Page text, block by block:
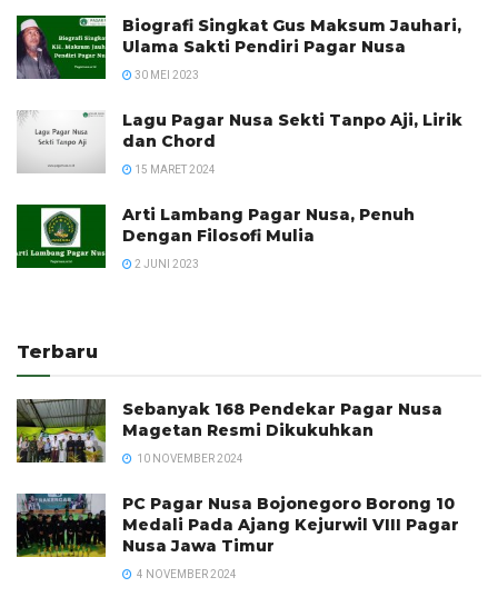
Biografi Singkat Gus Maksum Jauhari,
Ulama Sakti Pendiri Pagar Nusa
30 MEI 2023
Lagu Pagar Nusa Sekti Tanpo Aji, Lirik
dan Chord
15 MARET 2024
Arti Lambang Pagar Nusa, Penuh
Dengan Filosofi Mulia
2 JUNI 2023
Terbaru
Sebanyak 168 Pendekar Pagar Nusa
Magetan Resmi Dikukuhkan
10 NOVEMBER 2024
PC Pagar Nusa Bojonegoro Borong 10
Medali Pada Ajang Kejurwil VIII Pagar
Nusa Jawa Timur
4 NOVEMBER 2024